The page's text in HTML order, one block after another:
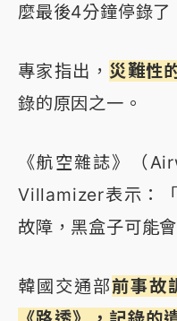
麼最後4分鐘停錄了
專家指出， 災難性
錄的原因之一。
《航空雜誌》（
Villamizer表示：
故障，黑盒子可能
韓國交通部前事故